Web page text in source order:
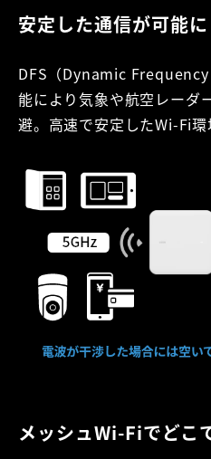
安定した通信が可能に
DFS（Dynamic
能により気象や航空レーダ
避。高速で安定したWi-Fi環
メッシュWi-Fiでどこ